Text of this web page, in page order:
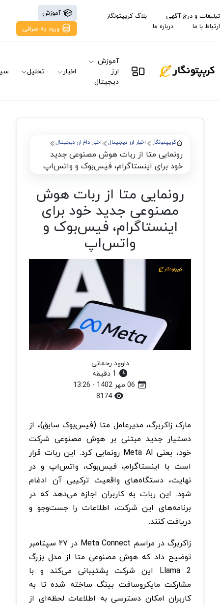
تبلیغات و درج آگهی
بلاگ کریپتونگار
ارتباط با ما
درباره ما
آموزش
ورود به صرافی
آموزش
ارز
دیجیتال
اخبار تحلیل
کریپتونگار اخبار ارز دیجیتال اخبار داغ ارز دیجیتال
رونمایی متا از ربات هوش مصنوعی جدید
خود برای اینستاگرام، فیس‌بوک و واتس‌اپ
رونمایی متا از ربات هوش
مصنوعی جدید خود برای
اینستاگرام، فیس‌بوک و
واتس‌اپ
داوود رحمانی
مارک زاکربرگ، مدیرعامل متا (فیس‌بوک سابق)، از
دستیار جدید مبتنی بر هوش مصنوعی شرکت
خود، یعنی Meta AI رونمایی کرد. این ربات قرار
است با اینستاگرام، فیس‌بوک، واتس‌اپ و در
نهایت، دستگاه‌های واقعیت ترکیبی آن ادغام
شود. این ربات به کاربران اجازه می‌دهد که در
برنامه‌های این شرکت، اطلاعات را جست‌وجو و
دریافت کنند.
زاکربرگ در مراسم Meta Connect در ۲۷ سپتامبر
توضیح داد که هوش مصنوعی متا از مدل بزرگ
Llama 2 این شرکت پشتیبانی می‌کند و با
مشارکت مایکروسافت بینگ ساخته شده تا به
کاربران امکان دسترسی به اطلاعات لحظه‌ای از